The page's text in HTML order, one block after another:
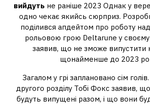
вийдуть не раніше 2023 Однак у
одно чекає якийсь сюрприз.
поділився апдейтом про роботу
рольовою грою Deltarune у своєму
заявив, що не зможе випустити
щонайменше до 2023
Загалом у грі заплановано сім
другого розділу Тобі Фокс заявив,
будуть випущені разом, і що вони